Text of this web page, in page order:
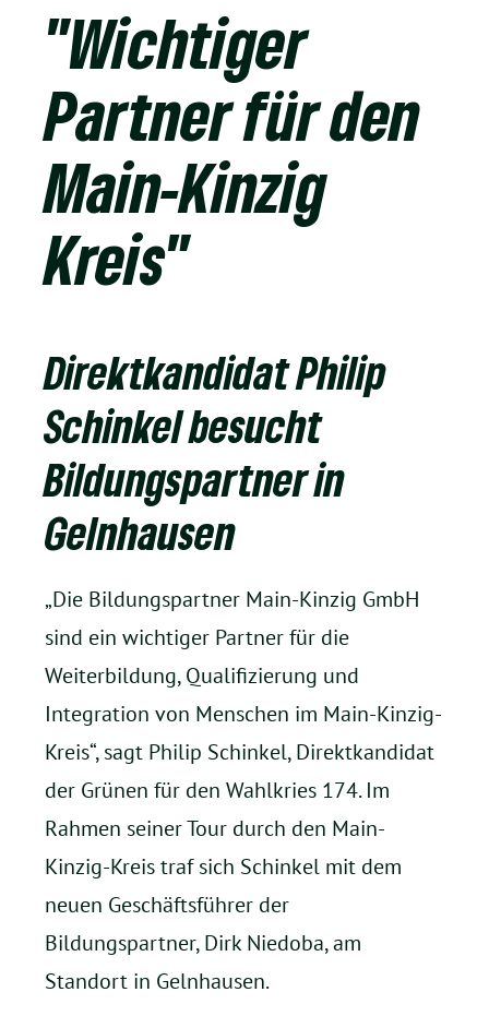
"Wichtiger
Partner für den
Main-Kinzig
Kreis"
Direktkandidat Philip
Schinkel besucht
Bildungspartner in
Gelnhausen
„Die Bildungspartner Main-Kinzig GmbH
sind ein wichtiger Partner für die
Weiterbildung, Qualifizierung und
Integration von Menschen im Main-Kinzig-
Kreis“, sagt Philip Schinkel, Direktkandidat
der Grünen für den Wahlkries 174. Im
Rahmen seiner Tour durch den Main-
Kinzig-Kreis traf sich Schinkel mit dem
neuen Geschäftsführer der
Bildungspartner, Dirk Niedoba, am
Standort in Gelnhausen.